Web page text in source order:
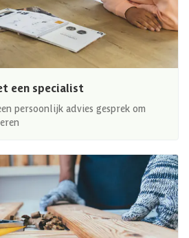
een specialist
persoonlijk advies gesprek om